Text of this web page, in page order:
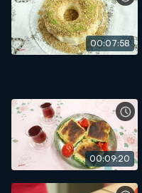
00:07:58
00:09:20